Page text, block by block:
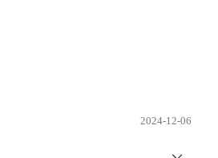
2024-12-06